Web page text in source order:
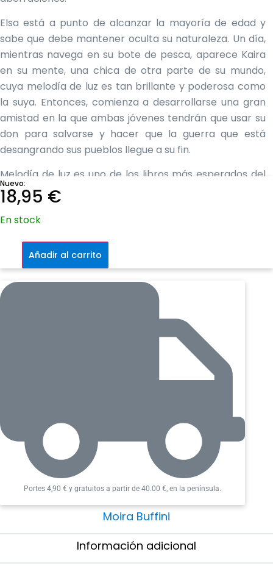
Elsa está a punto de alcanzar la mayoría de edad y
sabe que debe mantener oculta su naturaleza. Un día,
mientras navega en su bote de pesca, aparece Kaira
en su mente, una chica de otra parte de su mundo,
cuya melodía de luz es tan brillante y poderosa como
la suya. Entonces, comienza a desarrollarse una gran
amistad en la que ambas jóvenes tendrán que usar su
don para salvarse y hacer que la guerra que está
desangrando sus pueblos llegue a su fin.
Melodía de luz es uno de los libros más esperados del
año y el comienzo de una nueva trilogía situada en un
entorno distópico lleno de traiciones, amores
prohibidos, intrigas políticas y fantasía. Un fenómeno
Moira Buffini
Nuevo:
18,95 €
En stock
Melodía
+
ítems
cantidad
Añadir al carrito
Portes 4,90 € y gratuitos a partir de 40.00 €, en la península.
Moira Buffini
Información adicional​